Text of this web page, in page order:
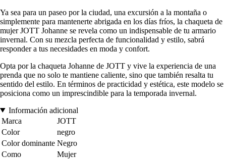
Ya sea para un paseo por la ciudad, una excursión a la montaña o
simplemente para mantenerte abrigada en los días fríos, la chaqueta de
mujer JOTT Johanne se revela como un indispensable de tu armario
invernal. Con su mezcla perfecta de funcionalidad y estilo, sabrá
responder a tus necesidades en moda y confort.
Opta por la chaqueta Johanne de JOTT y vive la experiencia de una
prenda que no solo te mantiene caliente, sino que también resalta tu
sentido del estilo. En términos de practicidad y estética, este modelo se
posiciona como un imprescindible para la temporada invernal.
Información adicional
Marca
JOTT
Color
negro
Color dominante Negro
Como
Mujer